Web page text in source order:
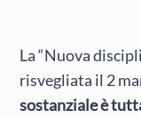
La “Nuova
risvegliata il 2
sostanziale è